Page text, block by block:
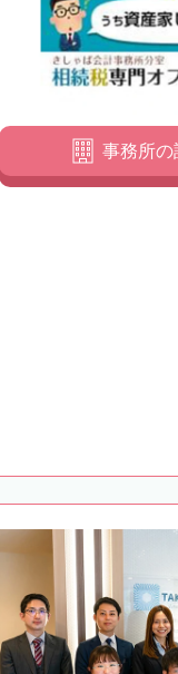
事務所の